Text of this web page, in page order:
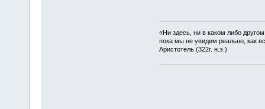
«Ни здесь, ни в каком либо
пока мы не увидим реально, как
Аристотель (322г. н.э.)